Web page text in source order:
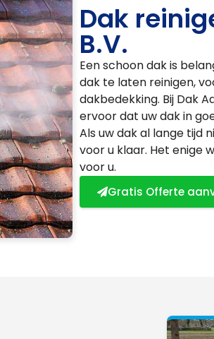
Dak
B.V.
Een schoon dak is
dak te laten reinigen,
dakbedekking. Bij Dak
ervoor dat uw dak in
Als uw dak al lange tijd
voor u klaar. Het enige
voor u.
Gratis Offerte